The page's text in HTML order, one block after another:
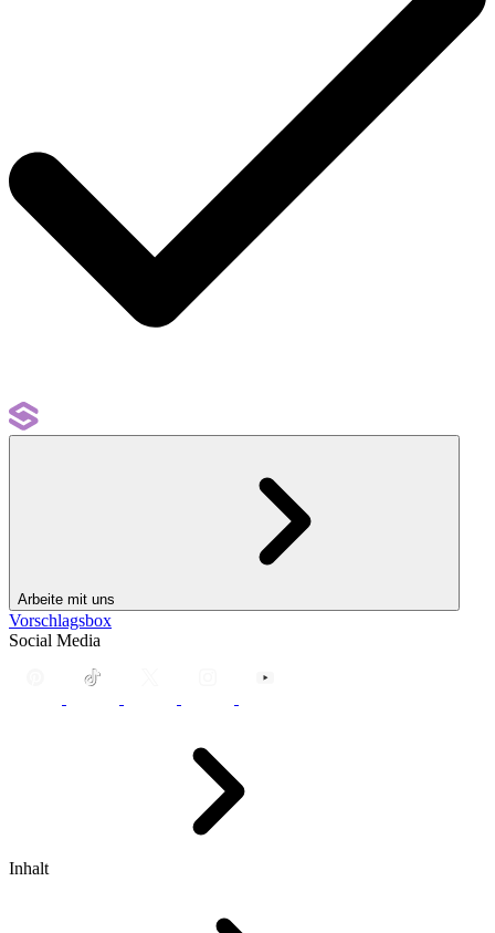
Arbeite mit uns
Vorschlagsbox
Social Media
Inhalt